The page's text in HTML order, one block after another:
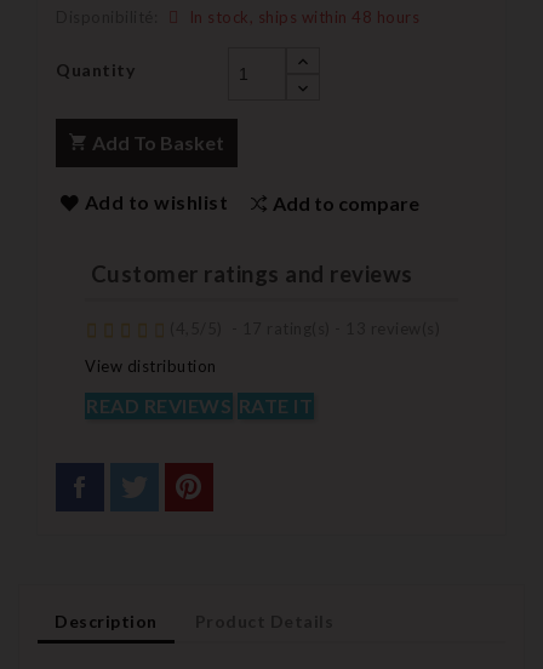
In stock, ships within 48 hours
Quantity
Add To Basket
Add to wishlist Add to compare
Customer ratings and reviews
View distribution
READ REVIEWS RATE IT
Description